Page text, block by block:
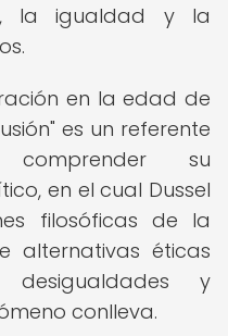
la igualdad y la
en la edad de
es un referente
su
en el cual Dussel
filosóficas de la
alternativas éticas
y
conlleva.